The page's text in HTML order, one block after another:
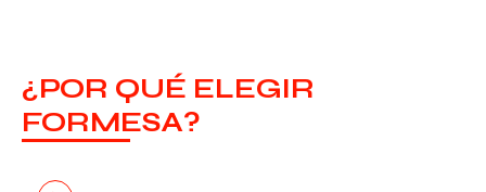
¿POR QUÉ ELEGIR
FORMESA?